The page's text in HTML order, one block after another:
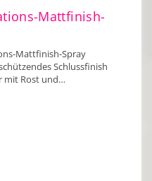
Mattfinish-
Mattfinish-Spray
Schlussfinish
mit Rost und…